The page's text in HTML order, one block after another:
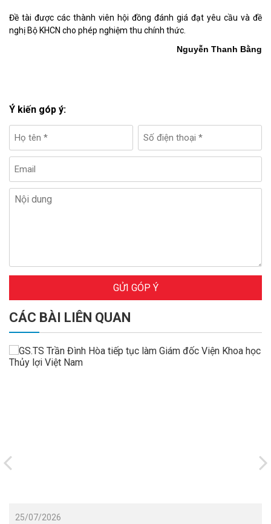
Đề tài được các thành viên hội đồng đánh giá đạt yêu cầu và đề
nghị Bộ KHCN cho phép nghiệm thu chính thức.
Nguyễn Thanh Bằng
Ý kiến góp ý:
GỬI GÓP Ý
CÁC BÀI LIÊN QUAN
25/07/2026